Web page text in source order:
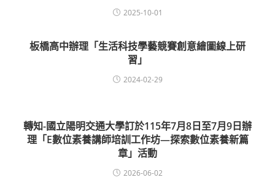
2025-10-01
板橋高中辦理「生活科技學藝競賽創意繪圖線上研
習」
2024-02-29
轉知-國立陽明交通大學訂於115年7月8日至7月9日辦
理「E數位素養講師培訓工作坊—探索數位素養新篇
章」活動
2026-06-02